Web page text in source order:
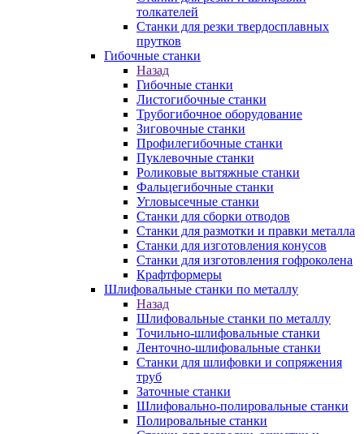
толкателей
Станки для резки твердосплавных
прутков
Гибочные станки
Назад
Гибочные станки
Листогибочные станки
Трубогибочное оборудование
Зиговочные станки
Профилегибочные станки
Пуклевочные станки
Роликовые вытяжные станки
Фальцегибочные станки
Угловысечные станки
Станки для сборки отводов
Станки для размотки и правки металла
Станки для изготовления конусов
Станки для изготовления гофроколена
Крафтформеры
Шлифовальные станки по металлу
Назад
Шлифовальные станки по металлу
Точильно-шлифовальные станки
Ленточно-шлифовальные станки
Станки для шлифовки и сопряжения
труб
Заточные станки
Шлифовально-полировальные станки
Полировальные станки